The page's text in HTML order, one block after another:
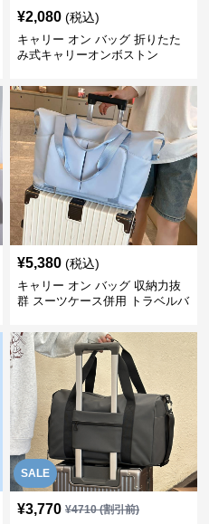
¥2,080 (税込)
キャリー オン バッグ 折りたた
み式キャリーオンボストン
¥5,380 (税込)
キャリー オン バッグ 収納力抜
群 スーツケース併用 トラベルバ
SALE
¥3,770 ¥4710(割引前)